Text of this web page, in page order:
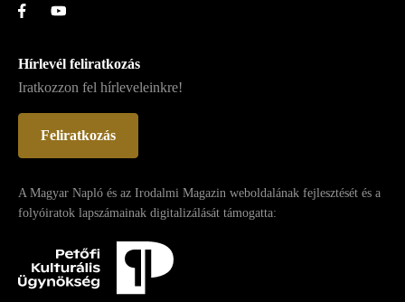
Hírlevél feliratkozás
Iratkozzon fel hírleveleinkre!
Feliratkozás
A Magyar Napló és az Irodalmi Magazin weboldalának fejlesztését és a
folyóiratok lapszámainak digitalizálását támogatta: